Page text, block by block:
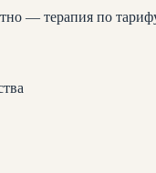
— терапия по